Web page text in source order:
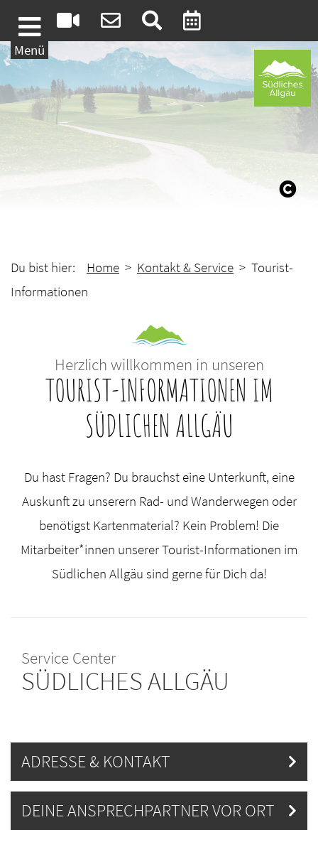
Weiter zum Inhalt
Menü
Du bist hier: Home > Kontakt & Service > Tourist-
Informationen
Herzlich willkommen in unseren
TOURIST-INFORMATIONEN IM
SÜDLICHEN ALLGÄU
Du hast Fragen? Du brauchst eine Unterkunft, eine
Auskunft zu unserern Rad- und Wanderwegen oder
benötigst Kartenmaterial? Kein Problem! Die
Mitarbeiter*innen unserer Tourist-Informationen im
Südlichen Allgäu sind gerne für Dich da!
Service Center
SÜDLICHES ALLGÄU
ADRESSE & KONTAKT
DEINE ANSPRECHPARTNER VOR ORT